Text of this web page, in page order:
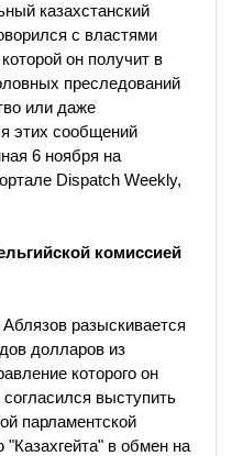
казахстанский
с властями
он получит в
преследований
или даже
этих сообщений
6 ноября на
Dispatch Weekly,
комиссией
разыскивается
долларов из
которого он
согласился выступить
парламентской
в обмен на